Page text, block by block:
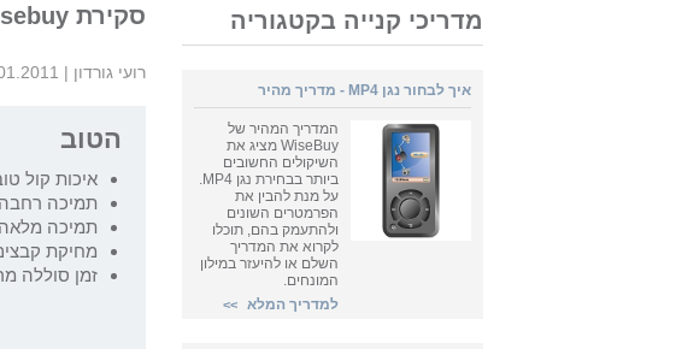
מדריכי קנייה בקטגוריה
איך לבחור נגן MP4 - מדריך מהיר
המדריך המהיר של
WiseBuy מציג את
השיקולים החשובים
ביותר בבחירת נגן MP4.
על מנת להבין את
הפרמטרים השונים
ולהתעמק בהם, תוכלו
לקרוא את המדריך
השלם או להיעזר במילון
המונחים.
למדריך המלא
>>
סקירת wisebuy - נגן MP3 / MP4 Iriver S100 8GB
רועי גורדון |
הטוב
איכות קול
תמיכה
תמיכה
מחיקת
זמן סוללה